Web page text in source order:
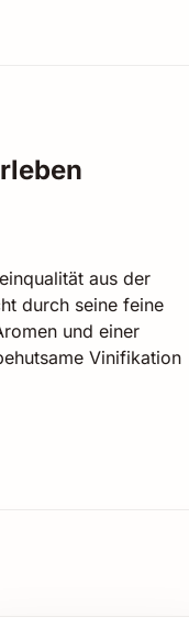
aus der
durch seine feine
und einer
Vinifikation